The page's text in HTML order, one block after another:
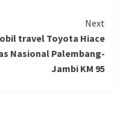
Next
travel Toyota Hiace
Nasional Palembang-
Jambi KM 95